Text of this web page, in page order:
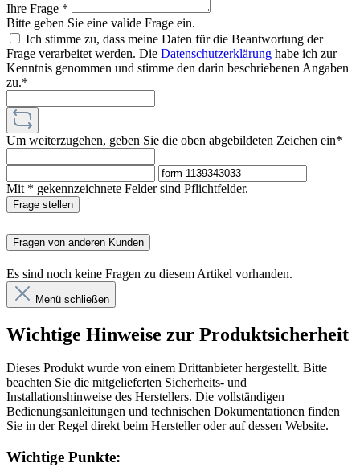
Ihre Frage *
Bitte geben Sie eine valide Frage ein.
Ich stimme zu, dass meine Daten für die Beantwortung der
Frage verarbeitet werden. Die Datenschutzerklärung habe ich zur
Kenntnis genommen und stimme den darin beschriebenen Angaben
zu.*
Um weiterzugehen, geben Sie die oben abgebildeten Zeichen ein*
Mit * gekennzeichnete Felder sind Pflichtfelder.
Frage stellen
Fragen von anderen Kunden
Es sind noch keine Fragen zu diesem Artikel vorhanden.
Menü schließen
Wichtige Hinweise zur Produktsicherheit
Dieses Produkt wurde von einem Drittanbieter hergestellt. Bitte
beachten Sie die mitgelieferten Sicherheits- und
Installationshinweise des Herstellers. Die vollständigen
Bedienungsanleitungen und technischen Dokumentationen finden
Sie in der Regel direkt beim Hersteller oder auf dessen Website.
Wichtige Punkte: